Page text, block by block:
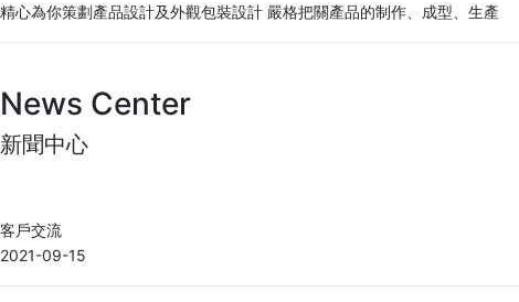
精心為你策劃產品設計及外觀包裝設計 嚴格把關產品的制作、成型、生產
News Center
新聞中心
客戶交流
2021-09-15